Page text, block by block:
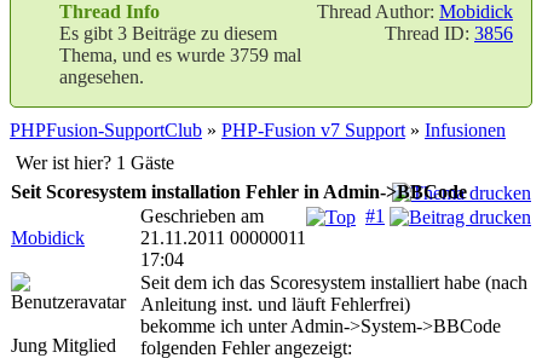
Thread Author: Mobidick
Thread ID: 3856
Thread Info
Es gibt 3 Beiträge zu diesem
Thema, und es wurde 3759 mal
angesehen.
PHPFusion-SupportClub » PHP-Fusion v7 Support » Infusionen
Wer ist hier? 1 Gäste
Seit Scoresystem installation Fehler in Admin->BBCode
Mobidick
#1
Geschrieben am
21.11.2011 00000011
17:04
Jung Mitglied
Seit dem ich das Scoresystem installiert habe (nach
Anleitung inst. und läuft Fehlerfrei)
bekomme ich unter Admin->System->BBCode
folgenden Fehler angezeigt: